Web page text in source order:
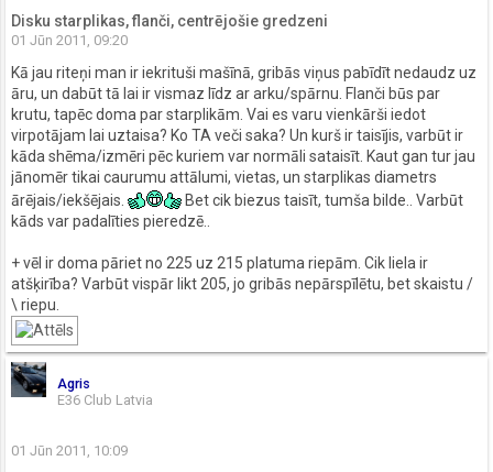
Disku starplikas, flanči, centrējošie gredzeni
01 Jūn 2011, 09:20
Kā jau riteņi man ir iekrituši mašīnā, gribās viņus pabīdīt nedaudz uz
āru, un dabūt tā lai ir vismaz līdz ar arku/spārnu. Flanči būs par
krutu, tapēc doma par starplikām. Vai es varu vienkārši iedot
virpotājam lai uztaisa? Ko TA veči saka? Un kurš ir taisījis, varbūt ir
kāda shēma/izmēri pēc kuriem var normāli sataisīt. Kaut gan tur jau
jānomēr tikai caurumu attālumi, vietas, un starplikas diametrs
ārējais/iekšējais.
Bet cik biezus taisīt, tumša bilde.. Varbūt
kāds var padalīties pieredzē..
+ vēl ir doma pāriet no 225 uz 215 platuma riepām. Cik liela ir
atšķirība? Varbūt vispār likt 205, jo gribās nepārspīlētu, bet skaistu /
\ riepu.
Agris
E36 Club Latvia
01 Jūn 2011, 10:09